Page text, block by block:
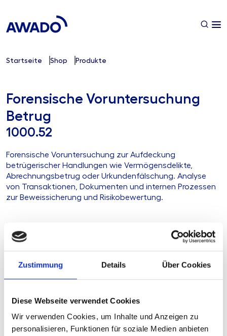
Zustimmung Details Über Cookies
Diese Webseite verwendet Cookies
Wir verwenden Cookies, um Inhalte und Anzeigen zu
personalisieren, Funktionen für soziale Medien anbieten
Startseite Shop Produkte
Forensische Voruntersuchung
Betrug
1000.52
Forensische Voruntersuchung zur Aufdeckung
betrügerischer Handlungen wie Vermögensdelikte,
Abrechnungsbetrug oder Urkundenfälschung. Analyse
von Transaktionen, Dokumenten und internen Prozessen
zur Beweissicherung und Risikobewertung.
Produkttyp
Standardisierte
Beratungsleistung